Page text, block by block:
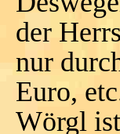
der
nur
Euro,
Wörgl